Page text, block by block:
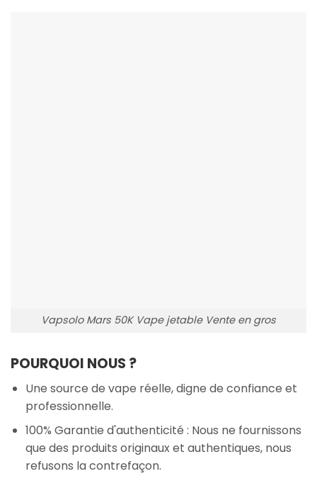
Vapsolo Mars 50K Vape jetable Vente en gros
POURQUOI NOUS ?
Une source de vape réelle, digne de confiance et
professionnelle.
100% Garantie d'authenticité : Nous ne fournissons
que des produits originaux et authentiques, nous
refusons la contrefaçon.